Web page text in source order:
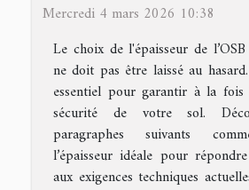
Mercredi 4 mars 2026 10:38
Le choix de l'épaisseur de
ne doit pas être laissé au
essentiel pour garantir à la
sécurité de votre sol.
paragraphes suivants
l’épaisseur idéale pour
aux exigences techniques